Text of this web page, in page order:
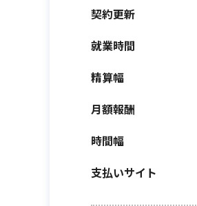
契約更新
就業時間
精算幅
月額報酬
時間幅
支払いサイト